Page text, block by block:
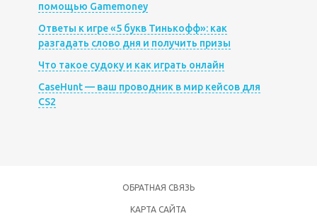
помощью Gamemoney
Ответы к игре «5 букв Тинькофф»: как
разгадать слово дня и получить призы
Что такое судоку и как играть онлайн
CaseHunt — ваш проводник в мир кейсов для
CS2
ОБРАТНАЯ СВЯЗЬ
КАРТА САЙТА